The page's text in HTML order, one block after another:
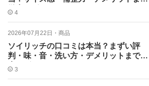
徹底レビュー
4
2026年07月22日 ・ 商品
ソイリッチの口コミは本当？まずい評
判・味・音・洗い方・デメリットまで徹
底レビュー
3